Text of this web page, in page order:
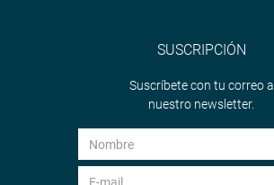
SUSCRIPCIÓN
Suscríbete con tu correo a
nuestro newsletter.